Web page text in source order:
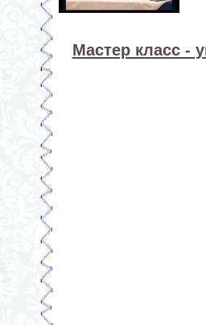
Мастер класс -